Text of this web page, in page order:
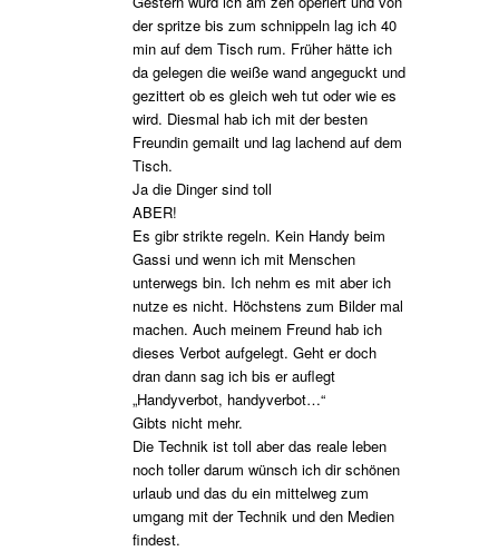
der spritze bis zum schnippeln lag ich 40
min auf dem Tisch rum. Früher hätte ich
da gelegen die weiße wand angeguckt und
gezittert ob es gleich weh tut oder wie es
wird. Diesmal hab ich mit der besten
Freundin gemailt und lag lachend auf dem
Tisch.
Ja die Dinger sind toll
ABER!
Es gibr strikte regeln. Kein Handy beim
Gassi und wenn ich mit Menschen
unterwegs bin. Ich nehm es mit aber ich
nutze es nicht. Höchstens zum Bilder mal
machen. Auch meinem Freund hab ich
dieses Verbot aufgelegt. Geht er doch
dran dann sag ich bis er auflegt
„Handyverbot, handyverbot…“
Gibts nicht mehr.
Die Technik ist toll aber das reale leben
noch toller darum wünsch ich dir schönen
urlaub und das du ein mittelweg zum
umgang mit der Technik und den Medien
findest.